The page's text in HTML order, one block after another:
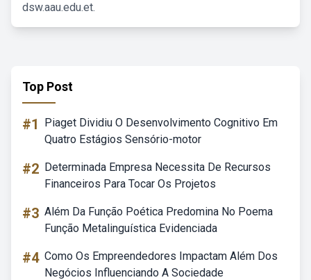
dsw.aau.edu.et.
Top Post
#1
Piaget Dividiu O Desenvolvimento Cognitivo Em
Quatro Estágios Sensório-motor
#2 Determinada Empresa Necessita De Recursos
Financeiros Para Tocar Os Projetos
#3 Além Da Função Poética Predomina No Poema
Função Metalinguística Evidenciada
#4 Como Os Empreendedores Impactam Além Dos
Negócios Influenciando A Sociedade